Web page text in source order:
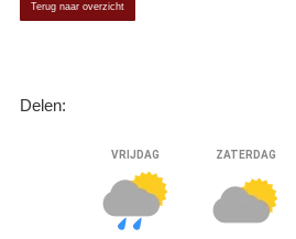
Terug naar overzicht
Delen: